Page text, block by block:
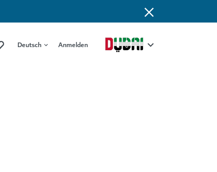
Deutsch Anmelden